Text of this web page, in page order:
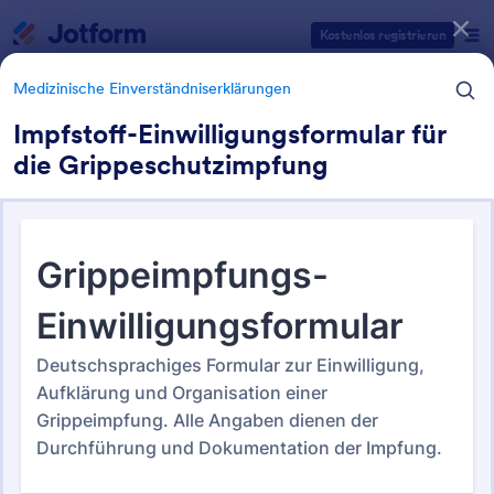
Kostenlos registrieren
Medizinische Einverständniserklärungen
Impfstoff-Einwilligungsformular für
die Grippeschutzimpfung
Medizinische
Einverständniserklärungen
88 Vorlagen
Formularvorlagen Kategorien